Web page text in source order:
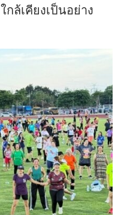
ล้เคียงเป็นอย่าง